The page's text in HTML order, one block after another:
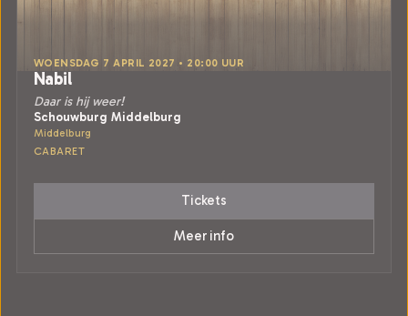
WOENSDAG 7 APRIL 2027 • 20:00 UUR
Nabil
Daar is hij weer!
Schouwburg Middelburg
Middelburg
CABARET
Tickets
Meer info